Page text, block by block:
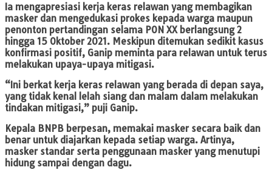
Ia mengapresiasi kerja keras relawan yang membagikan
masker dan mengedukasi prokes kepada warga maupun
penonton pertandingan selama PON XX berlangsung 2
hingga 15 Oktober 2021. Meskipun ditemukan sedikit kasus
konfirmasi positif, Ganip meminta para relawan untuk terus
melakukan upaya-upaya mitigasi.
“Ini berkat kerja keras relawan yang berada di depan saya,
yang tidak kenal lelah siang dan malam dalam melakukan
tindakan mitigasi,” puji Ganip.
Kepala BNPB berpesan, memakai masker secara baik dan
benar untuk diajarkan kepada setiap warga. Artinya,
masker standar serta penggunaan masker yang menutupi
hidung sampai dengan dagu.